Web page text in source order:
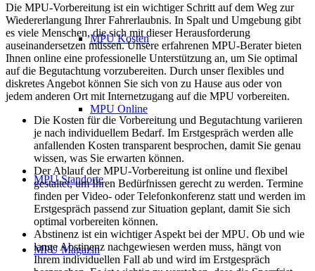
MPU Kosten
MPU Online
MPU Standorte
MPU Magazin
Die MPU-Vorbereitung ist ein wichtiger Schritt auf dem Weg zur
Wiedererlangung Ihrer Fahrerlaubnis. In Spalt und Umgebung gibt
es viele Menschen, die sich mit dieser Herausforderung
auseinandersetzen müssen. Unsere erfahrenen MPU-Berater bieten
Ihnen online eine professionelle Unterstützung an, um Sie optimal
auf die Begutachtung vorzubereiten. Durch unser flexibles und
diskretes Angebot können Sie sich von zu Hause aus oder von
jedem anderen Ort mit Internetzugang auf die MPU vorbereiten.
Die Kosten für die Vorbereitung und Begutachtung variieren
je nach individuellem Bedarf. Im Erstgespräch werden alle
anfallenden Kosten transparent besprochen, damit Sie genau
wissen, was Sie erwarten können.
Der Ablauf der MPU-Vorbereitung ist online und flexibel
gestaltet, um Ihren Bedürfnissen gerecht zu werden. Termine
finden per Video- oder Telefonkonferenz statt und werden im
Erstgespräch passend zur Situation geplant, damit Sie sich
optimal vorbereiten können.
Abstinenz ist ein wichtiger Aspekt bei der MPU. Ob und wie
lange Abstinenz nachgewiesen werden muss, hängt von
Ihrem individuellen Fall ab und wird im Erstgespräch